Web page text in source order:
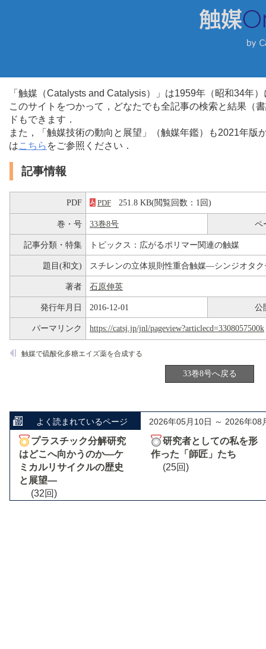
「触媒（Catalysts and Catalysis）」は1959年（昭和34年
このサイトをつかって，どなたでも全記事の検索と結果（
ドもできます．
また，「触媒技術の動向と展望」（触媒年鑑）も2021年
はこちら をご参照ください．
記事情報
PDF PDF 251.8 KB(閲覧回数：1回)
巻・号 33巻8号 ペ
記事分類・特集 トピックス：広がるポリマー関連の触媒
題目(和文) スチレンの立体規則性重合触媒―シンジオタ
著者 石原伸英
発行年月日 2016-12-01 公
パーマリンク https://catsj.jp/jnl/pageview?articlecd=3308057500k
触媒で硫酸化多糖エイズ薬を合成する
33巻8号へ戻る
よく読まれているページ 2026年05月10日 ～ 2026年08
プラスチック分解研究
はどこへ向かうのか―ケ
ミカルリサイクルの歴史
と展望―
(32回)
研究者としての私を形
作った「師匠」たち
(25回)